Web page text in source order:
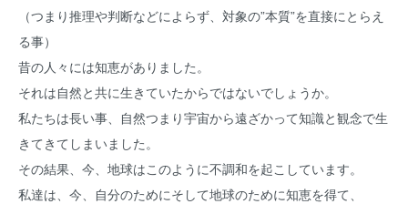
（つまり推理や判断などによらず、対象の”本質”を直接にとらえ
る事）
昔の人々には知恵がありました。
それは自然と共に生きていたからではないでしょうか。
私たちは長い事、自然つまり宇宙から遠ざかって知識と観念で生
きてきてしまいました。
その結果、今、地球はこのように不調和を起こしています。
私達は、今、自分のためにそして地球のために知恵を得て、